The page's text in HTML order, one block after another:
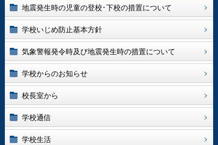
地震発生時の児童の登校･下校の措置について
学校いじめ防止基本方針
気象警報発令時及び地震発生時の措置について
学校からのお知らせ
校長室から
学校通信
学校生活